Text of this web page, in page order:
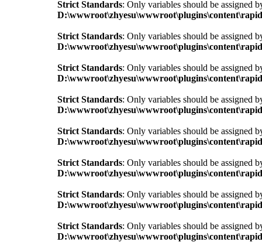
Strict Standards: Only variables should be assigned
Strict Standards: Only variables should be assigned
Strict Standards: Only variables should be assigned
Strict Standards: Only variables should be assigned
Strict Standards: Only variables should be assigned
Strict Standards: Only variables should be assigned
Strict Standards: Only variables should be assigned
Strict Standards: Only variables should be assigned